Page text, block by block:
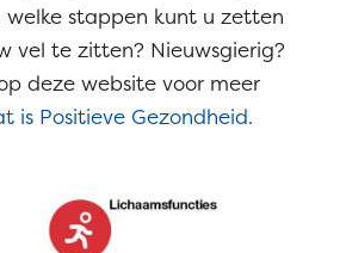
welke stappen kunt u zetten
vel te zitten? Nieuwsgierig?
deze website voor meer
is Positieve Gezondheid.